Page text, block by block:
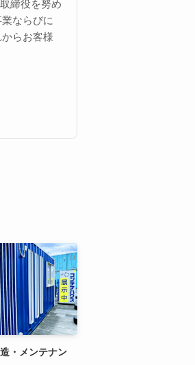
締役を努め
ならびに
らお客様
・メンテナン